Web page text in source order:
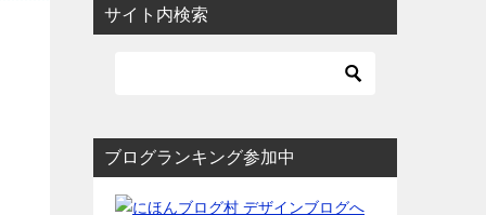
サイト内検索
ブログランキング参加中